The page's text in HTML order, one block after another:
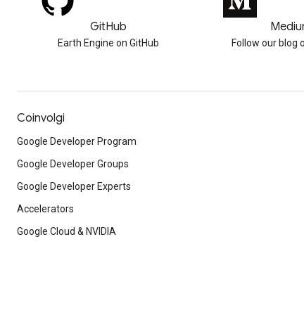
GitHub
Earth Engine on GitHub Follow our blog
Coinvolgi
Google Developer Program
Google Developer Groups
Google Developer Experts
Accelerators
Google Cloud & NVIDIA